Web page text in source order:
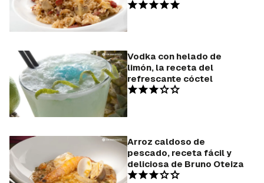
Vodka con helado de
limón, la receta del
refrescante cóctel
Arroz caldoso de
pescado, receta fácil y
deliciosa de Bruno Oteiza